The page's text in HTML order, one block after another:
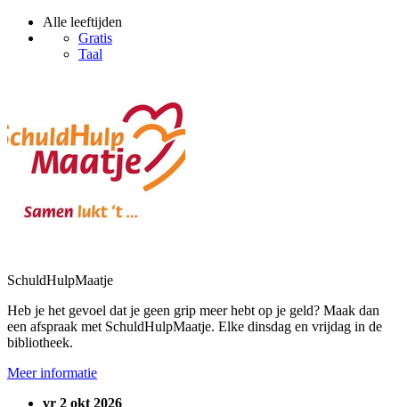
Alle leeftijden
Gratis
Taal
SchuldHulpMaatje
Heb je het gevoel dat je geen grip meer hebt op je geld? Maak dan
een afspraak met SchuldHulpMaatje. Elke dinsdag en vrijdag in de
bibliotheek.
Meer informatie
vr 2 okt 2026